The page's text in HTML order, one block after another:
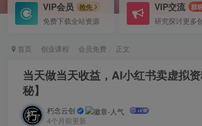
VIP会员 抢先
免费下载全站资源
VIP交流 群
首页 创业课程 会员免费 正文
当天做当天收益，AI小红书卖虚拟
秘】
朽念云创
4个月前更新